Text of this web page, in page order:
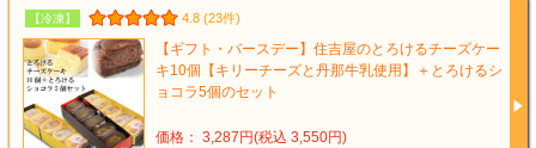
【冷凍】 4.8 (23件)
【ギフト・バースデー】住吉屋のとろけるチーズケー
キ10個【キリーチーズと丹那牛乳使用】＋とろけるシ
ョコラ5個のセット
価格： 3,287円(税込 3,550円)